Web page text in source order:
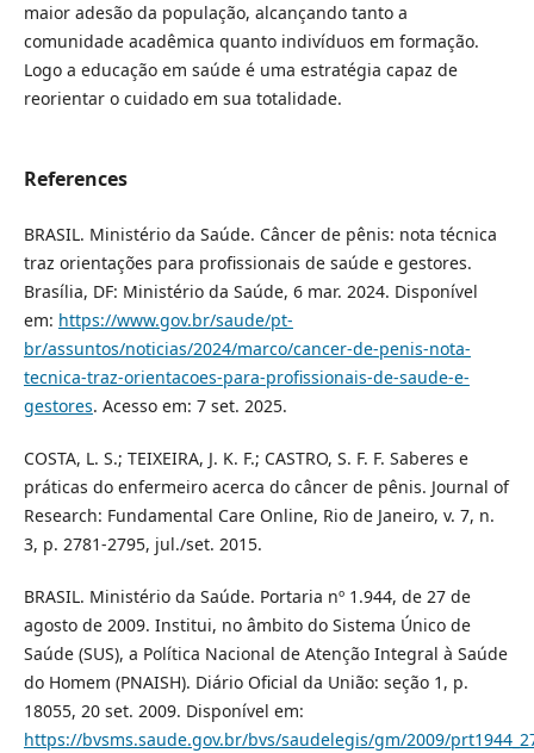
maior adesão da população, alcançando tanto a
comunidade acadêmica quanto indivíduos em formação.
Logo a educação em saúde é uma estratégia capaz de
reorientar o cuidado em sua totalidade.
References
BRASIL. Ministério da Saúde. Câncer de pênis: nota técnica
traz orientações para profissionais de saúde e gestores.
Brasília, DF: Ministério da Saúde, 6 mar. 2024. Disponível
em: https://www.gov.br/saude/pt-
br/assuntos/noticias/2024/marco/cancer-de-penis-nota-
tecnica-traz-orientacoes-para-profissionais-de-saude-e-
gestores. Acesso em: 7 set. 2025.
COSTA, L. S.; TEIXEIRA, J. K. F.; CASTRO, S. F. F. Saberes e
práticas do enfermeiro acerca do câncer de pênis. Journal of
Research: Fundamental Care Online, Rio de Janeiro, v. 7, n.
3, p. 2781-2795, jul./set. 2015.
BRASIL. Ministério da Saúde. Portaria nº 1.944, de 27 de
agosto de 2009. Institui, no âmbito do Sistema Único de
Saúde (SUS), a Política Nacional de Atenção Integral à Saúde
do Homem (PNAISH). Diário Oficial da União: seção 1, p.
18055, 20 set. 2009. Disponível em:
https://bvsms.saude.gov.br/bvs/saudelegis/gm/2009/